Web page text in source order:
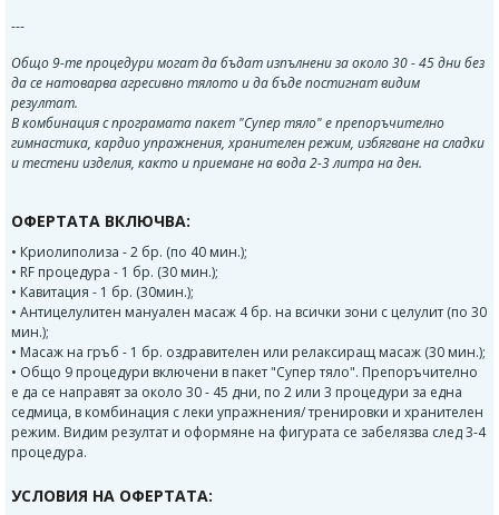
---
Общо 9-те процедури могат да бъдат изпълнени за около 30 - 45 дни без
да се натоварва агресивно тялото и да бъде постигнат видим
резултат.
В комбинация с програмата пакет "Супер тяло" е препоръчително
гимнастика, кардио упражнения, хранителен режим, избягване на сладки
и тестени изделия, както и приемане на вода 2-3 литра на ден.
ОФЕРТАТА ВКЛЮЧВА:
• Криолиполиза - 2 бр. (по 40 мин.);
• RF процедура - 1 бр. (30 мин.);
• Кавитация - 1 бр. (30мин.);
• Антицелулитен мануален масаж 4 бр. на всички зони с целулит (по 30
мин.);
• Масаж на гръб - 1 бр. оздравителен или релаксиращ масаж (30 мин.);
• Общо 9 процедури включени в пакет "Супер тяло". Препоръчително
е да се направят за около 30 - 45 дни, по 2 или 3 процедури за една
седмица, в комбинация с леки упражнения/ тренировки и хранителен
режим. Видим резултат и оформяне на фигурата се забелязва след 3-4
процедура.
УСЛОВИЯ НА ОФЕРТАТА: